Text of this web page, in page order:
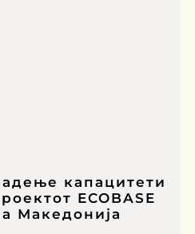
капацитети
ECOBASE
Македонија